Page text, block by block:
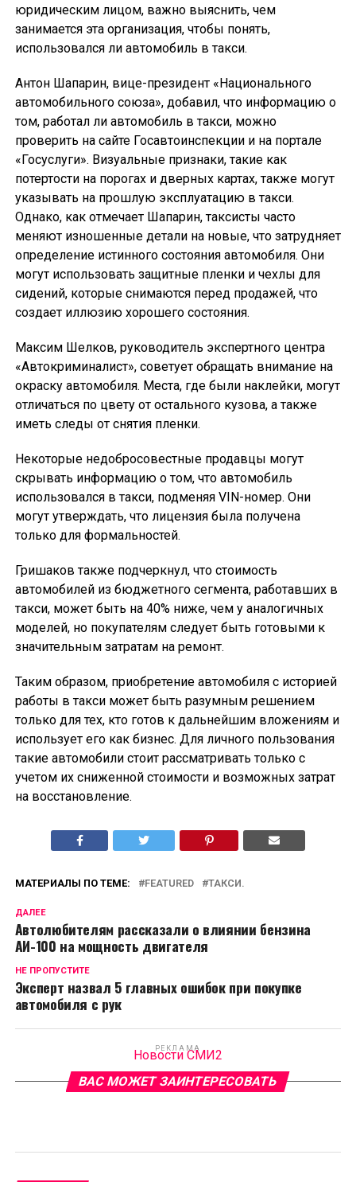
юридическим лицом, важно выяснить, чем
занимается эта организация, чтобы понять,
использовался ли автомобиль в такси.
Антон Шапарин, вице-президент «Национального
автомобильного союза», добавил, что информацию о
том, работал ли автомобиль в такси, можно
проверить на сайте Госавтоинспекции и на портале
«Госуслуги». Визуальные признаки, такие как
потертости на порогах и дверных картах, также могут
указывать на прошлую эксплуатацию в такси.
Однако, как отмечает Шапарин, таксисты часто
меняют изношенные детали на новые, что затрудняет
определение истинного состояния автомобиля. Они
могут использовать защитные пленки и чехлы для
сидений, которые снимаются перед продажей, что
создает иллюзию хорошего состояния.
Максим Шелков, руководитель экспертного центра
«Автокриминалист», советует обращать внимание на
окраску автомобиля. Места, где были наклейки, могут
отличаться по цвету от остального кузова, а также
иметь следы от снятия пленки.
Некоторые недобросовестные продавцы могут
скрывать информацию о том, что автомобиль
использовался в такси, подменяя VIN-номер. Они
могут утверждать, что лицензия была получена
только для формальностей.
Гришаков также подчеркнул, что стоимость
автомобилей из бюджетного сегмента, работавших в
такси, может быть на 40% ниже, чем у аналогичных
моделей, но покупателям следует быть готовыми к
значительным затратам на ремонт.
Таким образом, приобретение автомобиля с историей
работы в такси может быть разумным решением
только для тех, кто готов к дальнейшим вложениям и
использует его как бизнес. Для личного пользования
такие автомобили стоит рассматривать только с
учетом их сниженной стоимости и возможных затрат
на восстановление.
МАТЕРИАЛЫ ПО ТЕМЕ: FEATURED ТАКСИ.
ДАЛЕЕ
Автолюбителям рассказали о влиянии бензина
AИ-100 на мощность двигателя
НЕ ПРОПУСТИТЕ
Эксперт назвал 5 главных ошибок при покупке
автомобиля с рук
РЕКЛАМА
Новости СМИ2
ВАС МОЖЕТ ЗАИНТЕРЕСОВАТЬ